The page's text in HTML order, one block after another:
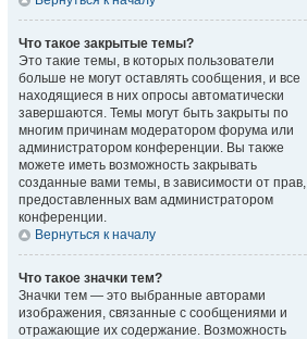
Что такое закрытые темы?
Это такие темы, в которых пользователи
больше не могут оставлять сообщения, и все
находящиеся в них опросы автоматически
завершаются. Темы могут быть закрыты по
многим причинам модератором форума или
администратором конференции. Вы также
можете иметь возможность закрывать
созданные вами темы, в зависимости от прав,
предоставленных вам администратором
конференции.
Вернуться к началу
Что такое значки тем?
Значки тем — это выбранные авторами
изображения, связанные с сообщениями и
отражающие их содержание. Возможность